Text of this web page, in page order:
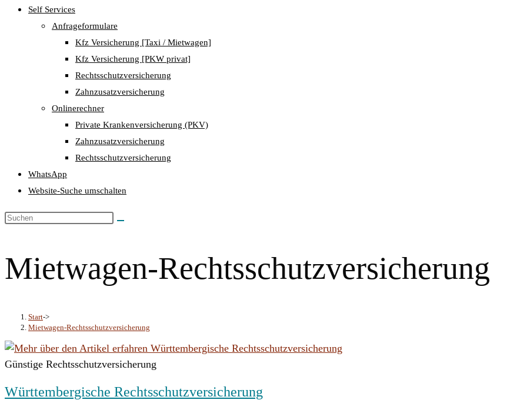
Self Services
Anfrageformulare
Kfz Versicherung [Taxi / Mietwagen]
Kfz Versicherung [PKW privat]
Rechtsschutzversicherung
Zahnzusatzversicherung
Onlinerechner
Private Krankenversicherung (PKV)
Zahnzusatzversicherung
Rechtsschutzversicherung
WhatsApp
Website-Suche umschalten
Mietwagen-Rechtsschutzversicherung
Start->
Mietwagen-Rechtsschutzversicherung
Günstige Rechtsschutzversicherung
Württembergische Rechtsschutzversicherung